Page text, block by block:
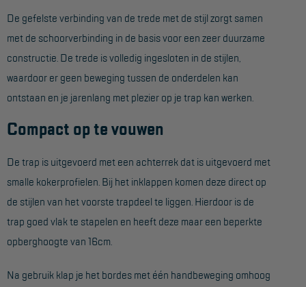
Laagbouw
Hoogbouw
Industrie
Projectvoorbeelden
KEURING
Keuring en Inspectie
Steigers
Valbeveiliging
Reparatie en onderhoud
De gefelste verbinding van de trede met de stijl zorgt samen
met de schoorverbinding in de basis voor een zeer duurzame
constructie. De trede is volledig ingesloten in de stijlen,
waardoor er geen beweging tussen de onderdelen kan
ontstaan en je jarenlang met plezier op je trap kan werken.
Compact op te vouwen
De trap is uitgevoerd met een achterrek dat is uitgevoerd met
smalle kokerprofielen. Bij het inklappen komen deze direct op
de stijlen van het voorste trapdeel te liggen. Hierdoor is de
trap goed vlak te stapelen en heeft deze maar een beperkte
opberghoogte van 16cm.
Na gebruik klap je het bordes met één handbeweging omhoog